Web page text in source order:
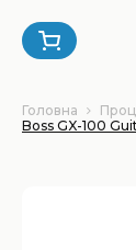
Головна
Boss GX-100